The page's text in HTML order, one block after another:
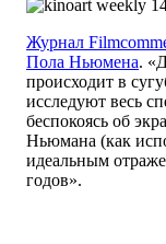
Журнал
Пола Ньюмена.
происходит в
исследуют весь
беспокоясь об
Ньюмана (как
идеальным
годов».